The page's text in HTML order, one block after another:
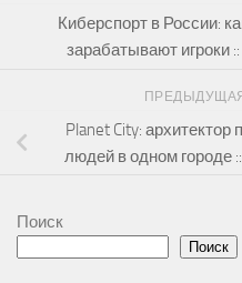
Киберспорт в России:
зарабатывают игроки
Planet City:
людей в одном городе
Поиск
Поиск